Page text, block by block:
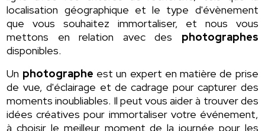
localisation géographique et le type d'évènement
que vous souhaitez immortaliser, et nous vous
mettons en relation avec des photographes
disponibles.
Un photographe est un expert en matière de prise
de vue, d'éclairage et de cadrage pour capturer des
moments inoubliables. Il peut vous aider à trouver des
idées créatives pour immortaliser votre événement,
à choisir le meilleur moment de la journée pour les